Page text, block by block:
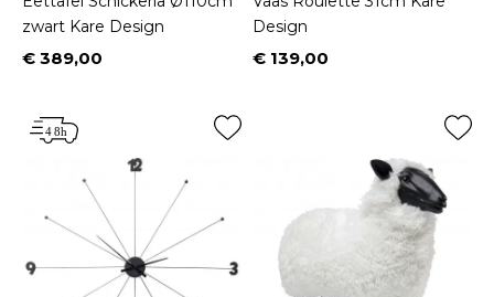
zwart Kare Design
Prijs
€ 389,00
Design
Prijs
€ 139,00